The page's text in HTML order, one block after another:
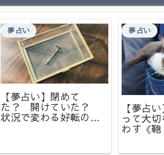
夢占い
【夢占い】閉めて
た？ 開けていた？
状況で変わる好転の兆
夢占い
【夢占
って大
わす《